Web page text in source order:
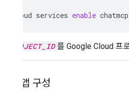
gcloud services enable
PROJECT_ID 를 Google Cloud 프
Chat 앱 구성